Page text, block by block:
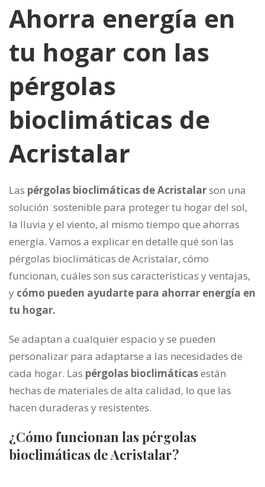
Ahorra energía en
tu hogar con las
pérgolas
bioclimáticas de
Acristalar
Las pérgolas bioclimáticas de Acristalarson una
solución sostenible para proteger tu hogar del sol,
la lluvia y el viento, al mismo tiempo que ahorras
energía. Vamos a explicar en detalle qué son las
pérgolas bioclimáticas de Acristalar, cómo
funcionan, cuáles son sus características y ventajas,
y cómo pueden ayudarte para ahorrar energía en
tu hogar.
Se adaptan a cualquier espacio y se pueden
personalizar para adaptarse a las necesidades de
cada hogar. Las pérgolas bioclimáticasestán
hechas de materiales de alta calidad, lo que las
hacen duraderas y resistentes.
¿Cómo funcionan las pérgolas
bioclimáticas de Acristalar?